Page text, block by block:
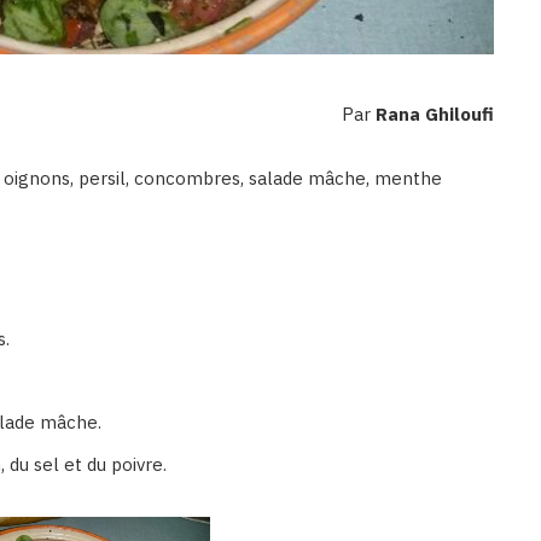
Par Rana Ghiloufi
persil, concombres, salade mâche, menthe
mâche.
du sel et du poivre.